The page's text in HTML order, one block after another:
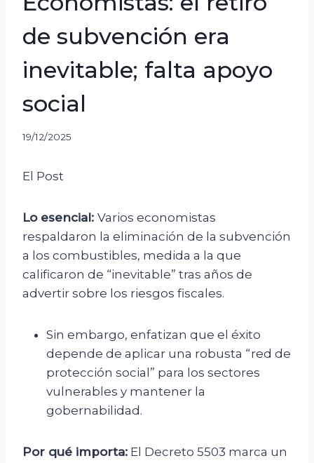
de subvención era
inevitable; falta apoyo
social
19/12/2025
El Post
Lo esencial: Varios economistas
respaldaron la eliminación de la subvención
a los combustibles, medida a la que
calificaron de “inevitable” tras años de
advertir sobre los riesgos fiscales.
Sin embargo, enfatizan que el éxito
depende de aplicar una robusta “red de
protección social” para los sectores
vulnerables y mantener la
gobernabilidad.
Por qué importa: El Decreto 5503 marca un